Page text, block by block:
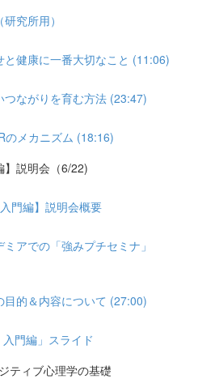
究所用）
と健康に一番大切なこと (11:06)
つながりを育む方法 (23:47)
のメカニズム (18:16)
】説明会（6/22)
門編】説明会概要
アでの「強みプチセミナ」
的＆内容について (27:00)
入門編」スライド
ティブ心理学の基礎